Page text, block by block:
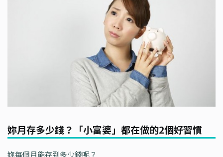
妳月存多少錢？「小富婆」都在做的2個好習慣
妳每個月能存到多少錢呢？